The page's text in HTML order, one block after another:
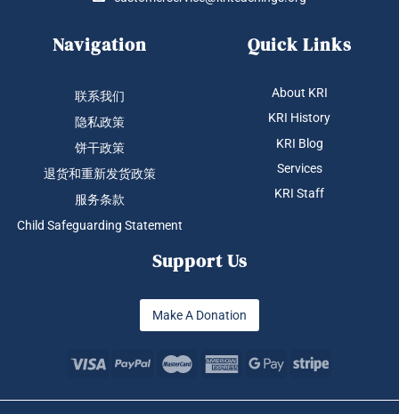
Navigation
联系我们
隐私政策
饼干政策
退货和重新发货政策
服务条款
Child Safeguarding Statement
Quick Links
About KRI
KRI History
KRI Blog
Services
KRI Staff
Support Us
Make A Donation